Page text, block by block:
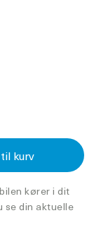
kurv
kører i dit
se din aktuelle